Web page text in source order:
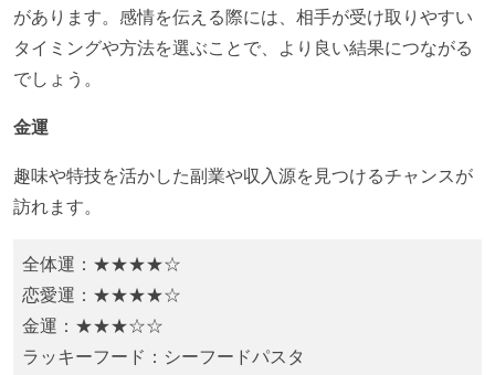
があります。​感情を伝える際には、相手が受け取りやすい
タイミングや方法を選ぶことで、より良い結果につながる
でしょう。
金運
趣味や特技を活かした副業や収入源を見つけるチャンスが
訪れます。
全体運：★★★★☆
恋愛運：★★★★☆
金運：★★★☆☆
ラッキーフード：​シーフードパスタ